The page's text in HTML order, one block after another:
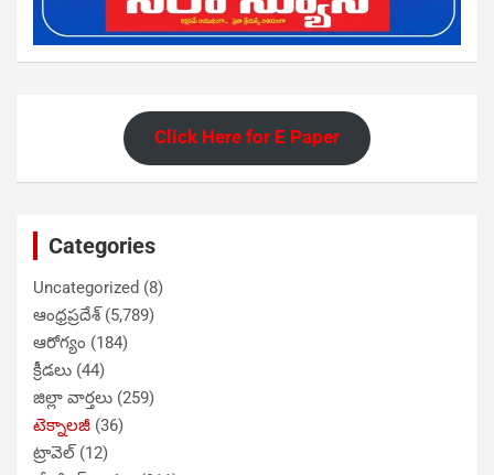
Click Here for E Paper
Categories
Uncategorized (8)
ఆంధ్రప్రదేశ్(5,789)
ఆరోగ్యం (184)
క్రీడలు (44)
జిల్లా వార్తలు (259)
టెక్నాలజీ (36)
ట్రావెల్(12)